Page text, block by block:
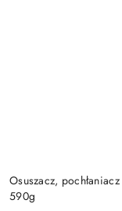
Osuszacz,
590g